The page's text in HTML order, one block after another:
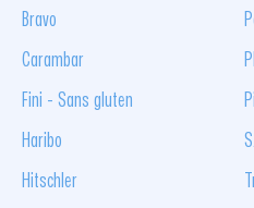
Bravo
Carambar
Fini - Sans gluten
Haribo
Hitschler